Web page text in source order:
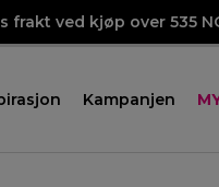
frakt ved kjøp over 535
Kampanjen